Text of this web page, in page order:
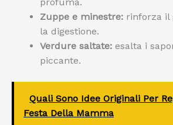
Zuppe e minestre: rinforza il
la digestione.
Verdure saltate: esalta i
piccante.
Quali Sono Idee Originali Per
Festa Della Mamma